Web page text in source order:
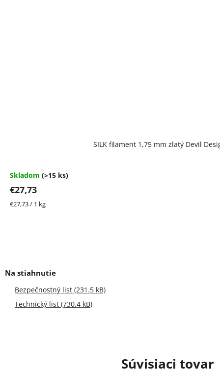
Súvisiaci tovar
SILK filament 1,75 mm zlatý Devil
5,0
5
hviezdičiek.
Skladom (>15 ks)
€27,73
Jednotková
€27,73 / 1 kg
Bezpečnostný list (231.5 kB)
Technický list (730.4 kB)